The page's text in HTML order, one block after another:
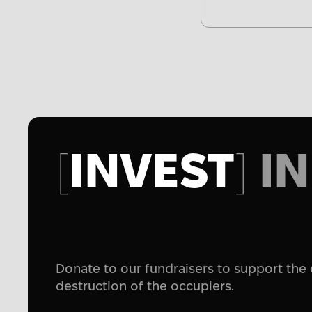
INVEST
Donate to our fundraisers to support the
destruction of the occupiers.